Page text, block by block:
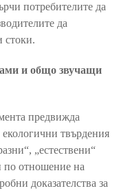
потребителите да
да
стоки.
и общо звучащи
предвижда
твърдения
„естествени“
по отношение на
доказателства за